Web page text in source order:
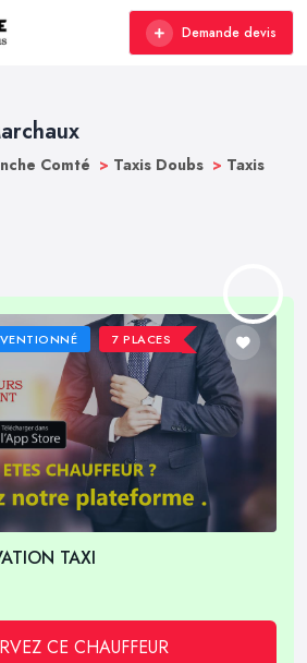
Demande devis
Comté > Taxis Doubs > Taxis
7 PLACES
TAXI
CE CHAUFFEUR